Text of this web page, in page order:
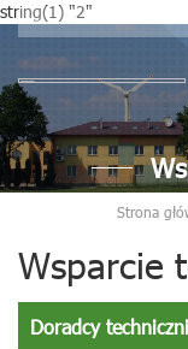
string(1) "2"
Strona
Wsparcie
Doradcy techniczni